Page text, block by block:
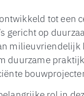
tot een
gericht op
milieuvriendelijk
duurzame